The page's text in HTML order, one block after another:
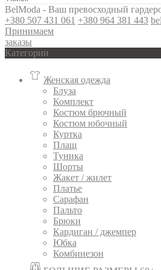
BelModa - Ваш превосходный
+380 507 431 061 +380 964 381 443
Принимаем
заказы
Категории
Женская одежда
Блуза
Комплект
Костюм брючный
Костюм юбочный
Куртка
Плащ
Туника
Шорты
Жакет / жилет
Платье
Сарафан
Пальто
Брюки
Кардиган / джемпер
Юбка
Комбинезон